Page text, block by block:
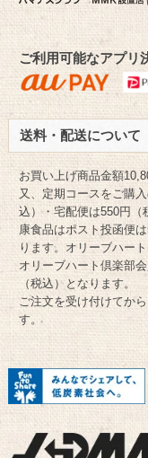
ご利用可能なアプリ
送料・配送について
お買い上げ商品金額
又、定期コースをご購
込）・宅配便は550円（
康食品はポスト投函便
ります。オリーブハー
オリーブハート倶楽部
（税込）となります。
ご注文を受け付けてか
す。